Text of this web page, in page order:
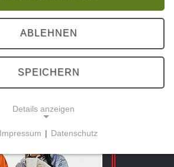
ABLEHNEN
SPEICHERN
Details anzeigen
ermöglichen grundlegende
Impressum | Datenschutz